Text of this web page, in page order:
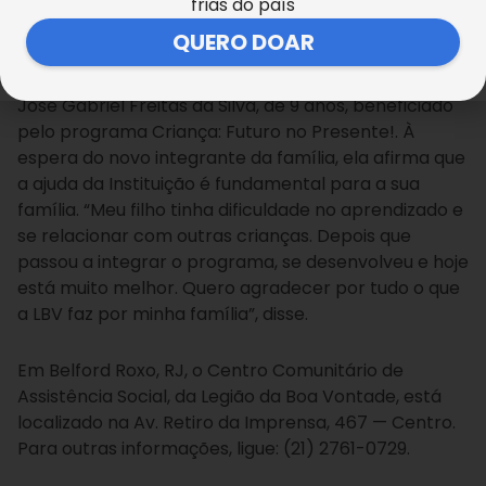
expressou.
José Gabriel Freitas da Silva, de 9 anos, beneficiado
pelo programa Criança: Futuro no Presente!. À
espera do novo integrante da família, ela afirma que
a ajuda da Instituição é fundamental para a sua
família. “Meu filho tinha dificuldade no aprendizado e
se relacionar com outras crianças. Depois que
passou a integrar o programa, se desenvolveu e hoje
está muito melhor. Quero agradecer por tudo o que
a LBV faz por minha família”, disse.
Em Belford Roxo, RJ, o Centro Comunitário de
Assistência Social, da Legião da Boa Vontade, está
localizado na Av. Retiro da Imprensa, 467 — Centro.
Para outras informações, ligue: (21) 2761-0729.
QUERO DOAR